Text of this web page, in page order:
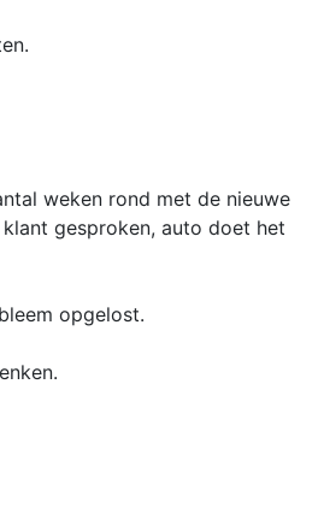
weken rond met de nieuwe
gesproken, auto doet het
opgelost.